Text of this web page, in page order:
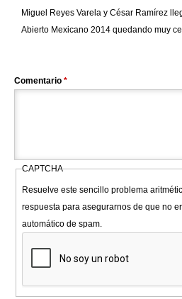
Miguel Reyes Varela y César Ramírez
Abierto Mexicano 2014 quedando muy
Comentario *
CAPTCHA
Resuelve este sencillo problema
respuesta para asegurarnos de que no
automático de spam.